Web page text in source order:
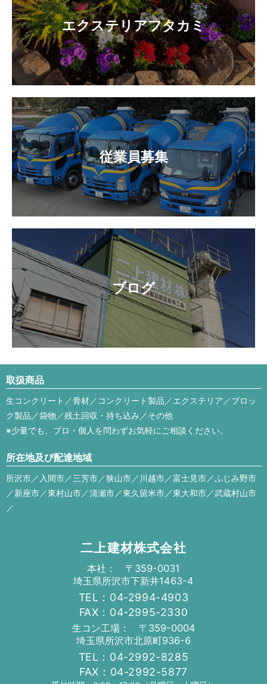
エクステリアフタカミ
従業員募集
ブログ
取扱商品
生コンクリート／骨材／コンクリート製品／エクステリア／ブロッ
ク製品／袋物／残土回収・持ち込み／その他
※少量でも、プロ・個人を問わずお気軽にご相談ください。
所在地及び配達地域
所沢市／入間市／三芳市／狭山市／川越市／富士見市／ふじみ野市
／新座市／東村山市／清瀬市／東久留米市／東大和市／武蔵村山市
／
二上建材株式会社
本社： 〒359-0031
埼玉県所沢市下新井1463-4
TEL：04-2994-4903
FAX：04-2995-2330
生コン工場： 〒359-0004
埼玉県所沢市北原町936-6
TEL：04-2992-8285
FAX：04-2992-5877